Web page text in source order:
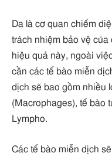
Da là cơ quan chiếm
trách nhiệm bảo vệ
hiệu quả này, ngoài
cần các tế bào miễn
dịch sẽ bao gồm nhiều
(Macrophages), tế bào
Lympho.
Các tế bào miễn dịch